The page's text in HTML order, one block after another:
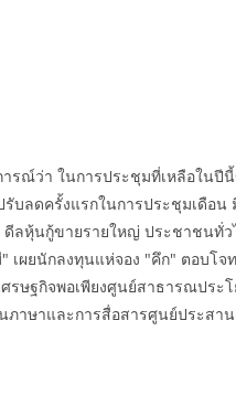
รณ์ว่า ในการประชุมที่เหลือใน
บลดครั้งแรกในการประชุมเดือ
ลหุ้นกู้ขายรายใหญ่ ประชาชนทั่
เผยนักลงทุนแห่จอง "คึก" ตอบ
รษฐกิจพอเพียงศูนย์สาธารณป
ภาษาและการสื่อสารศูนย์ประส